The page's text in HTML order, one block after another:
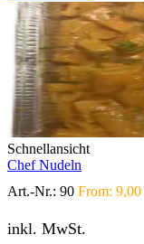
Schnellansicht
Chef Nudeln
Art.-Nr.: 90 From: 9,00
inkl. MwSt.